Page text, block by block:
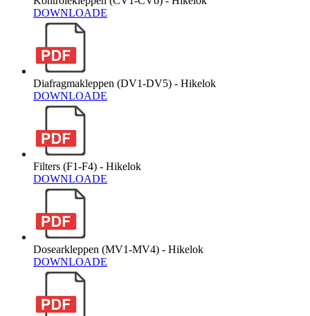
DOWNLOADE
Diafragmakleppen (DV1-DV5) - Hikelok
DOWNLOADE
Filters (F1-F4) - Hikelok
DOWNLOADE
Dosearkleppen (MV1-MV4) - Hikelok
DOWNLOADE